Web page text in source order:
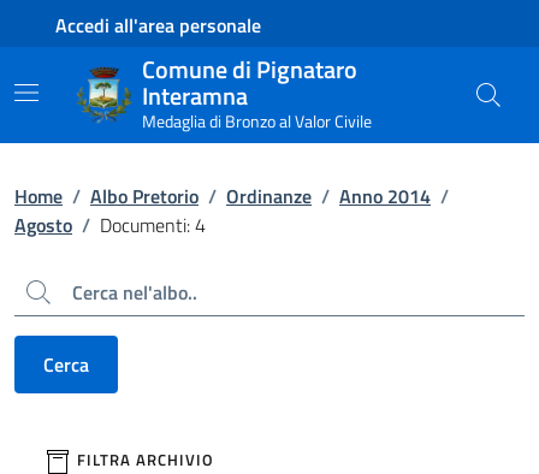
Contenuto principale
Piede di paginaAccedi all'area personale
Comune di Pignataro
Interamna
Medaglia di Bronzo al Valor Civile
Home / Albo Pretorio / Ordinanze / Anno 2014 /
Agosto / Documenti: 4
Cerca
Cerca
filtri da applicare
FILTRA ARCHIVIO